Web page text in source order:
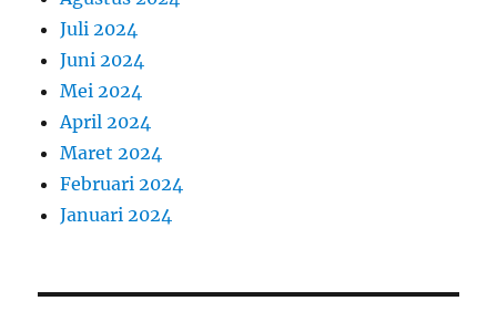
Juli 2024
Juni 2024
Mei 2024
April 2024
Maret 2024
Februari 2024
Januari 2024